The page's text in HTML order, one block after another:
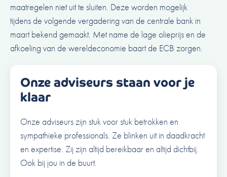
maatregelen niet uit te sluiten. Deze worden mogelijk
tijdens de volgende vergadering van de centrale bank in
maart bekend gemaakt. Met name de lage olieprijs en de
afkoeling van de wereldeconomie baart de ECB zorgen.
Onze adviseurs staan voor je
klaar
Onze adviseurs zijn stuk voor stuk betrokken en
sympathieke professionals. Ze blinken uit in daadkracht
en expertise. Zij zijn altijd bereikbaar en altijd dichtbij.
Ook bij jou in de buurt.